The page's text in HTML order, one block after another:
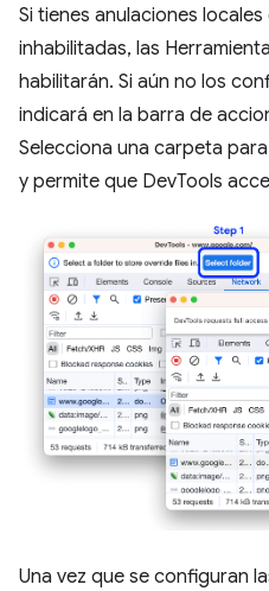
Si tienes anulaciones
inhabilitadas, las
habilitarán. Si aún no los
indicará en la barra de
Selecciona una carpeta
y permite que DevTools
Una vez que se configuran